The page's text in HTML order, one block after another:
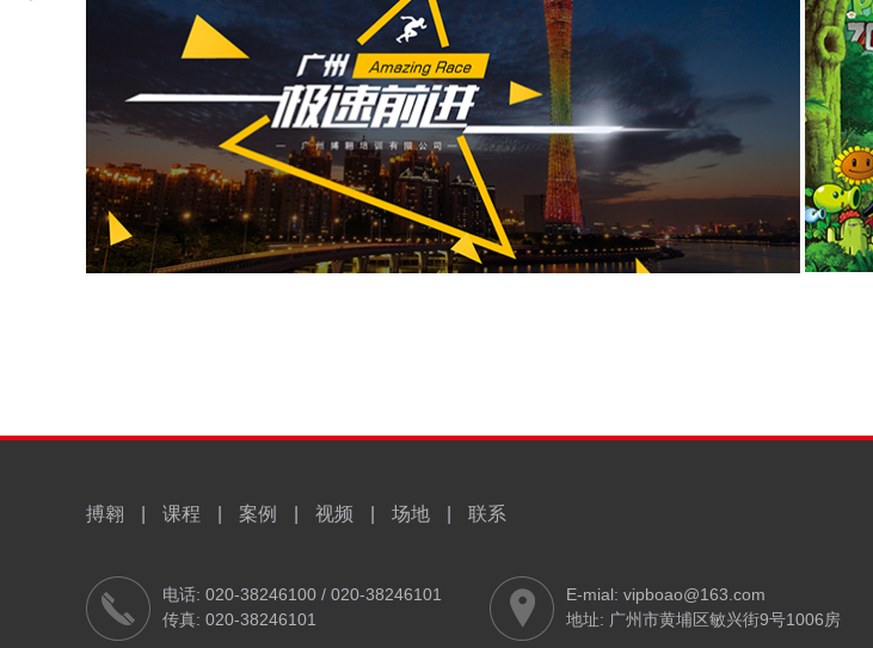
搏翱 课程 案例 视频 场地 联系
电话: 020-38246100 / 020-38246101
传真: 020-38246101
E-mial: vipboao@163.com
地址: 广州市黄埔区敏兴街9号1006房